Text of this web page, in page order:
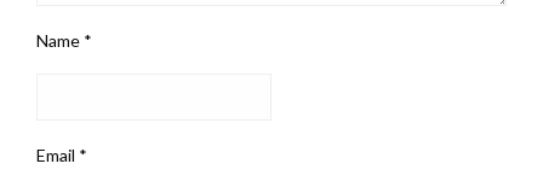
Name *
Email *